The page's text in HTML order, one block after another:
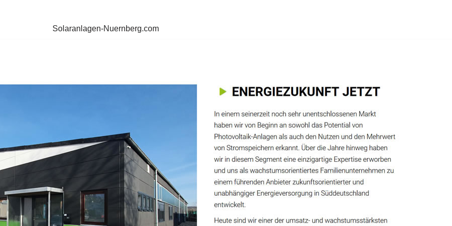
Solaranlagen-Nuernberg.com